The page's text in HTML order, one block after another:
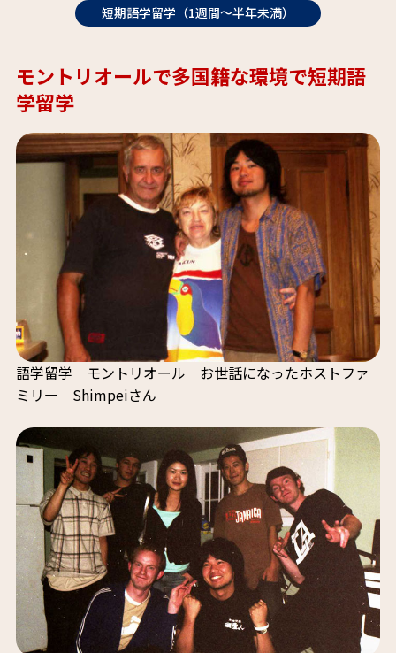
短期語学留学（1週間～半年未満）
モントリオールで多国籍な環境で短期語
学留学
語学留学 モントリオール お世話になったホストファ
ミリー Shimpeiさん